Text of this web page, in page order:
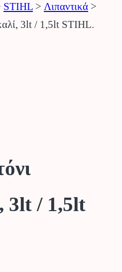
STIHL > Λιπαντικά >
3lt / 1,5lt STIHL.
3lt / 1,5lt